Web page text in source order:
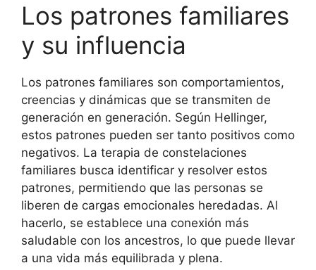
Los patrones familiares
y su influencia
Los patrones familiares son comportamientos,
creencias y dinámicas que se transmiten de
generación en generación. Según Hellinger,
estos patrones pueden ser tanto positivos como
negativos. La terapia de constelaciones
familiares busca identificar y resolver estos
patrones, permitiendo que las personas se
liberen de cargas emocionales heredadas. Al
hacerlo, se establece una conexión más
saludable con los ancestros, lo que puede llevar
a una vida más equilibrada y plena.